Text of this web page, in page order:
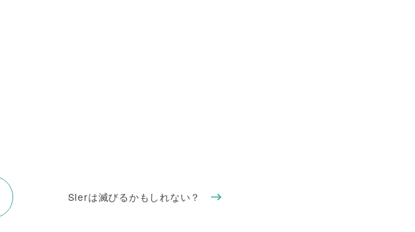
SIerは滅びるかもしれない？